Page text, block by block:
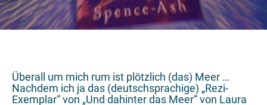
Überall um mich rum ist plötzlich (das) Meer …
Nachdem ich ja das (deutschsprachige) „Rezi-
Exemplar“ von „Und dahinter das Meer“ von Laura